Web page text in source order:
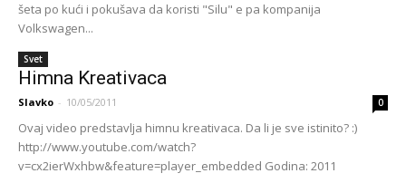
šeta po kući i pokušava da koristi "Silu" e pa kompanija
Volkswagen...
Svet
Himna Kreativaca
Slavko - 10/05/2011 0
Ovaj video predstavlja himnu kreativaca. Da li je sve istinito? :)
http://www.youtube.com/watch?
v=cx2ierWxhbw&feature=player_embedded Godina: 2011